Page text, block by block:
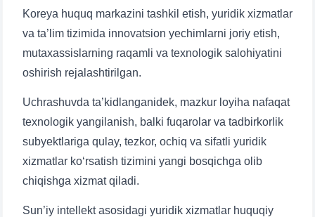
Ism va familiyangiz
Koreya huquq markazini tashkil etish, yuridik xizmatlar
va ta’lim tizimida innovatsion yechimlarni joriy etish,
mutaxassislarning raqamli va texnologik salohiyatini
oshirish rejalashtirilgan.
Uchrashuvda ta’kidlanganidek, mazkur loyiha nafaqat
texnologik yangilanish, balki fuqarolar va tadbirkorlik
subyektlariga qulay, tezkor, ochiq va sifatli yuridik
xizmatlar ko‘rsatish tizimini yangi bosqichga olib
chiqishga xizmat qiladi.
Sun’iy intellekt asosidagi yuridik xizmatlar huquqiy